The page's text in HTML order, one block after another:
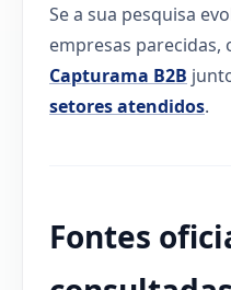
Se a sua pesquisa
empresas
Capturama B2B
setores atendidos.
Fontes